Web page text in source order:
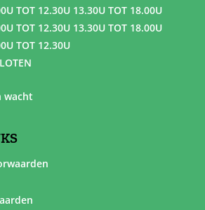
TOT 12.30U 13.30U TOT 18.00U
TOT 12.30U 13.30U TOT 18.00U
TOT 12.30U
wacht